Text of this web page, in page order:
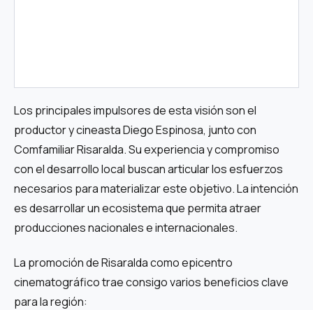
Los principales impulsores de esta visión son el
productor y cineasta Diego Espinosa, junto con
Comfamiliar Risaralda. Su experiencia y compromiso
con el desarrollo local buscan articular los esfuerzos
necesarios para materializar este objetivo. La intención
es desarrollar un ecosistema que permita atraer
producciones nacionales e internacionales.
La promoción de Risaralda como epicentro
cinematográfico trae consigo varios beneficios clave
para la región: